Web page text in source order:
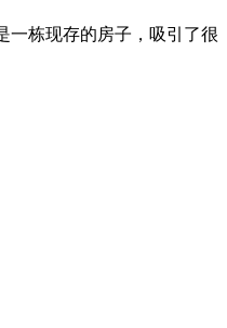
一栋现存的房子，吸引了很